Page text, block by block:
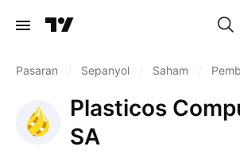
Pasaran Sepanyol Saham
Plasticos
SA